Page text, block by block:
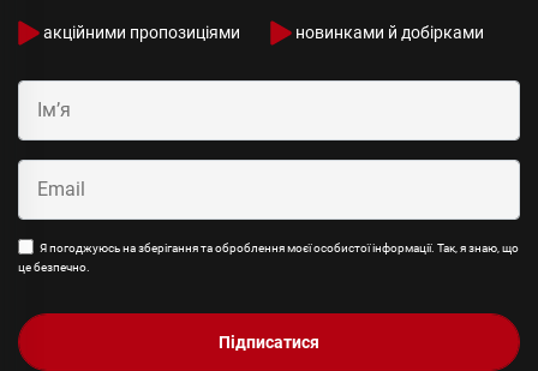
акційними пропозиціями новинками й добірками
Я погоджуюсь на зберігання та оброблення моєї особистої інформації. Так, я знаю, що
це безпечно.
Підписатися